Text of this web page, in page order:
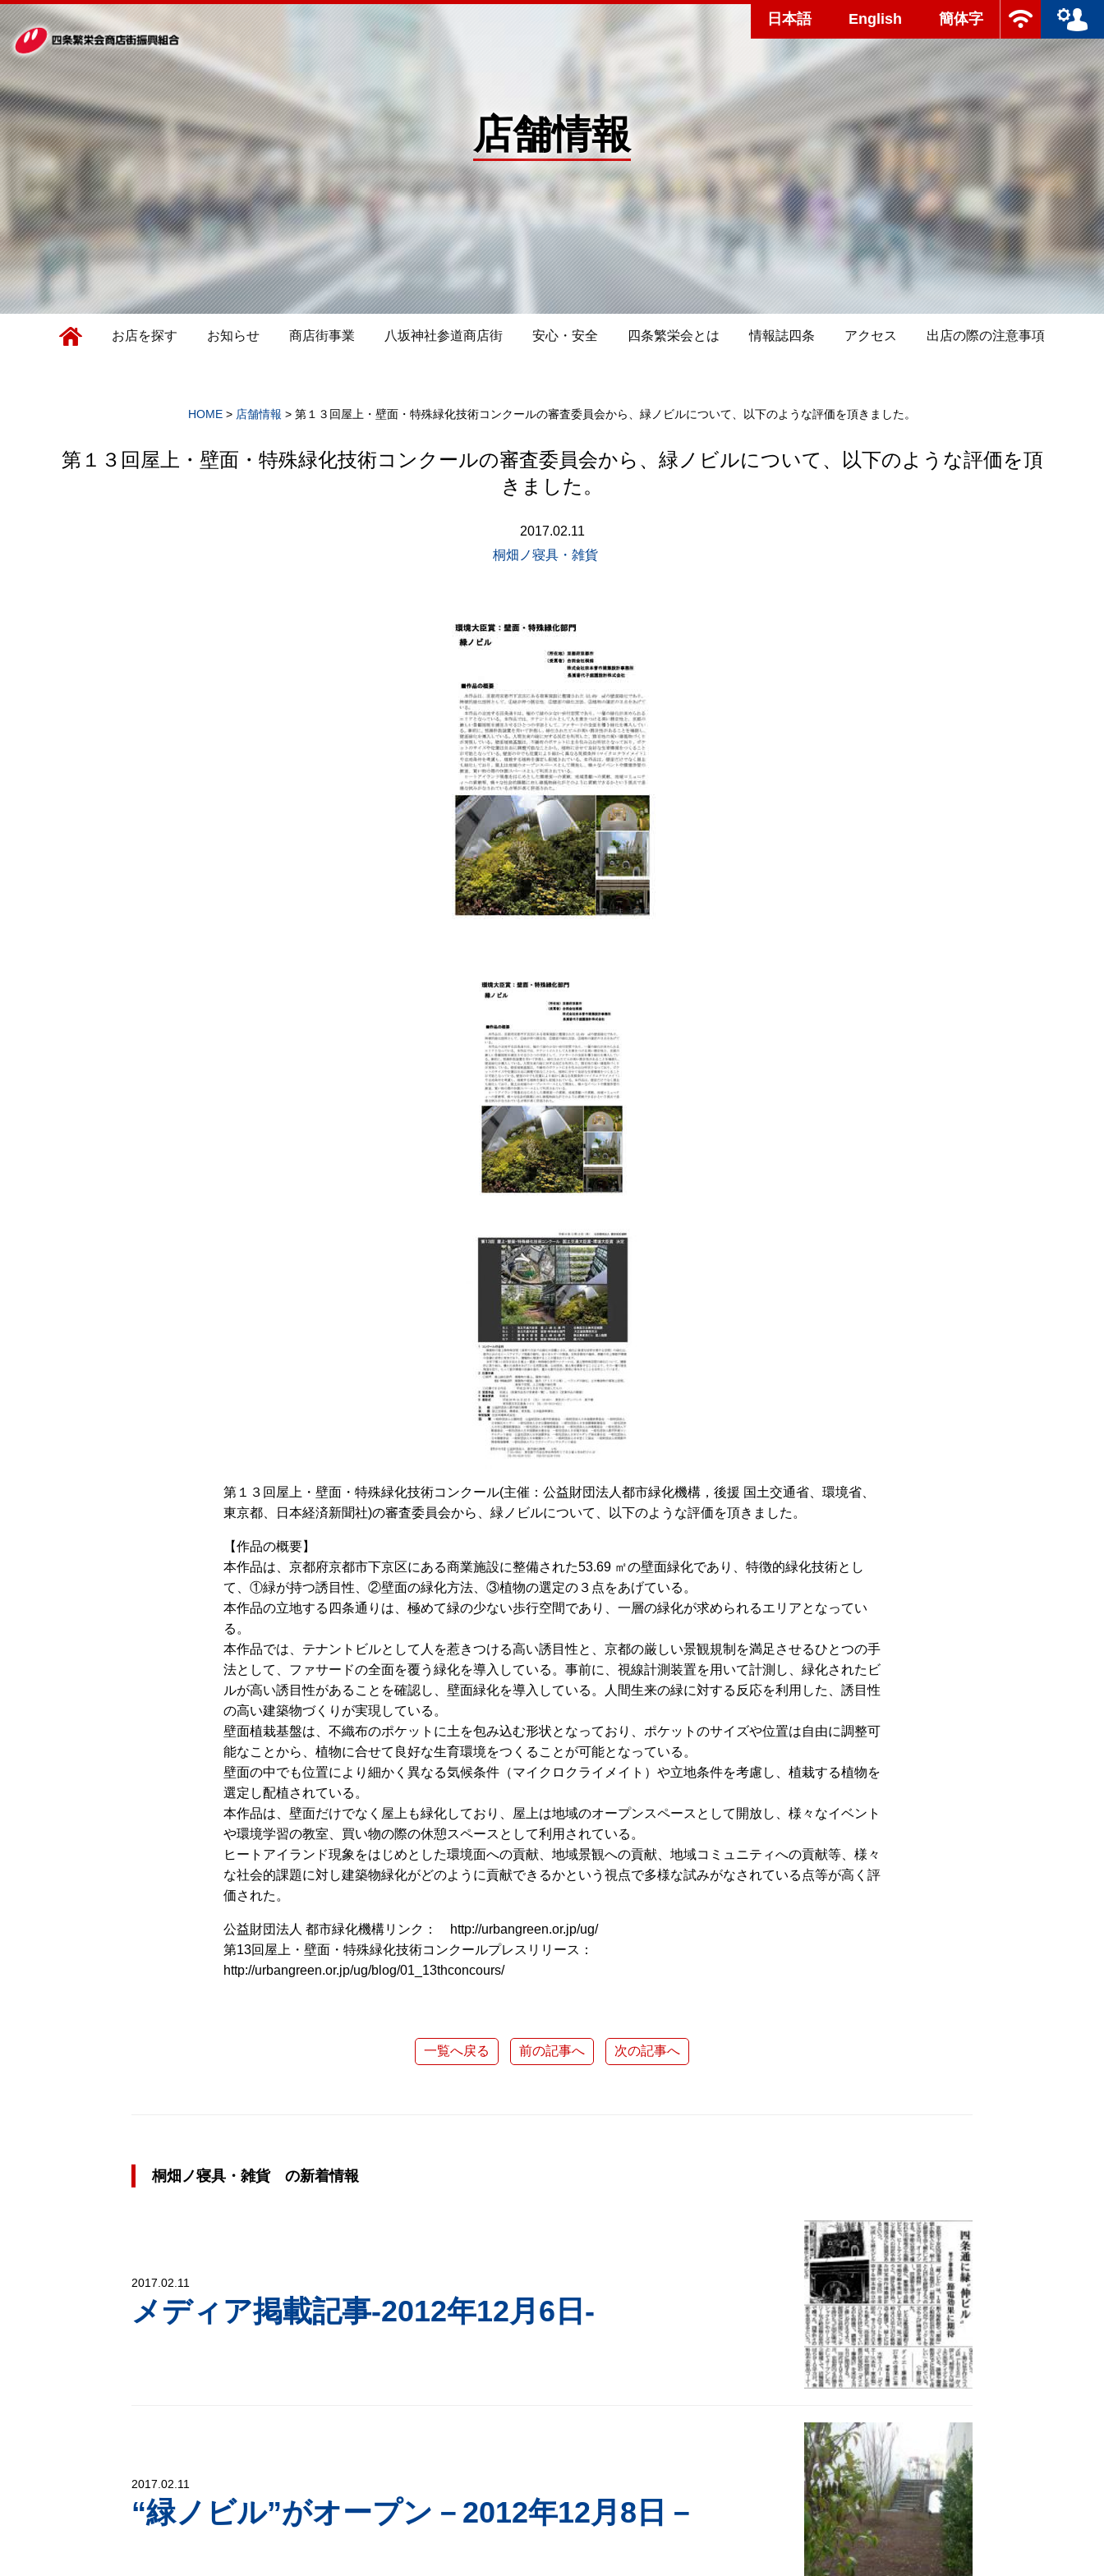
日本語 English 簡体字
店舗情報
お店を探す お知らせ 商店街事業 八坂神社参道商店街 安心・安全 四条繁栄会とは 情報誌四条 アクセス 出店の際の注意事項
HOME > 店舗情報 > 第１３回屋上・壁面・特殊緑化技術コンクールの審査委員会から、緑ノビルについて、以下のような評価を頂きました。
第１３回屋上・壁面・特殊緑化技術コンクールの審査委員会から、緑ノビルについて、以下のような評価を頂
きました。
2017.02.11
桐畑ノ寝具・雑貨
第１３回屋上・壁面・特殊緑化技術コンクール(主催：公益財団法人都市緑化機構，後援 国土交通省、環境省、
東京都、日本経済新聞社)の審査委員会から、緑ノビルについて、以下のような評価を頂きました。
【作品の概要】
本作品は、京都府京都市下京区にある商業施設に整備された53.69 ㎡の壁面緑化であり、特徴的緑化技術とし
て、①緑が持つ誘目性、②壁面の緑化方法、③植物の選定の３点をあげている。
本作品の立地する四条通りは、極めて緑の少ない歩行空間であり、一層の緑化が求められるエリアとなってい
る。
本作品では、テナントビルとして人を惹きつける高い誘目性と、京都の厳しい景観規制を満足させるひとつの手
法として、ファサードの全面を覆う緑化を導入している。事前に、視線計測装置を用いて計測し、緑化されたビ
ルが高い誘目性があることを確認し、壁面緑化を導入している。人間生来の緑に対する反応を利用した、誘目性
の高い建築物づくりが実現している。
壁面植栽基盤は、不織布のポケットに土を包み込む形状となっており、ポケットのサイズや位置は自由に調整可
能なことから、植物に合せて良好な生育環境をつくることが可能となっている。
壁面の中でも位置により細かく異なる気候条件（マイクロクライメイト）や立地条件を考慮し、植栽する植物を
選定し配植されている。
本作品は、壁面だけでなく屋上も緑化しており、屋上は地域のオープンスペースとして開放し、様々なイベント
や環境学習の教室、買い物の際の休憩スペースとして利用されている。
ヒートアイランド現象をはじめとした環境面への貢献、地域景観への貢献、地域コミュニティへの貢献等、様々
な社会的課題に対し建築物緑化がどのように貢献できるかという視点で多様な試みがなされている点等が高く評
価された。
公益財団法人 都市緑化機構リンク： http://urbangreen.or.jp/ug/
第13回屋上・壁面・特殊緑化技術コンクールプレスリリース：
http://urbangreen.or.jp/ug/blog/01_13thconcours/
一覧へ戻る 前の記事へ 次の記事へ
桐畑ノ寝具・雑貨 の新着情報
2017.02.11
メディア掲載記事‐2012年12月6日‐
2017.02.11
“緑ノビル”がオープン－2012年12月8日－